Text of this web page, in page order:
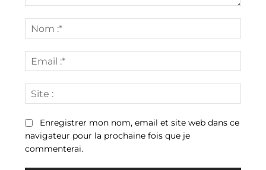
:*
:*
:
Enregistrer mon nom, email et site web dans ce
navigateur pour la prochaine fois que je
commenterai.